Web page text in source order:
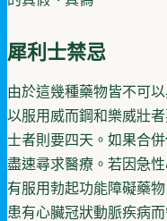
犀利士禁忌
由於這幾種藥物皆不可
以服用威而鋼和樂威壯
士者則要四天。如果合
盡速尋求醫療。若因急
有服用勃起功能障礙藥
患有心臟冠狀動脈疾病